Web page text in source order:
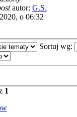
autor: G.S.
o 06:32
Sortuj wg:
1